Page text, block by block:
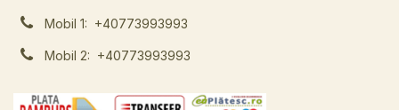
Mobil 1: +40773993993
Mobil 2: +40773993993